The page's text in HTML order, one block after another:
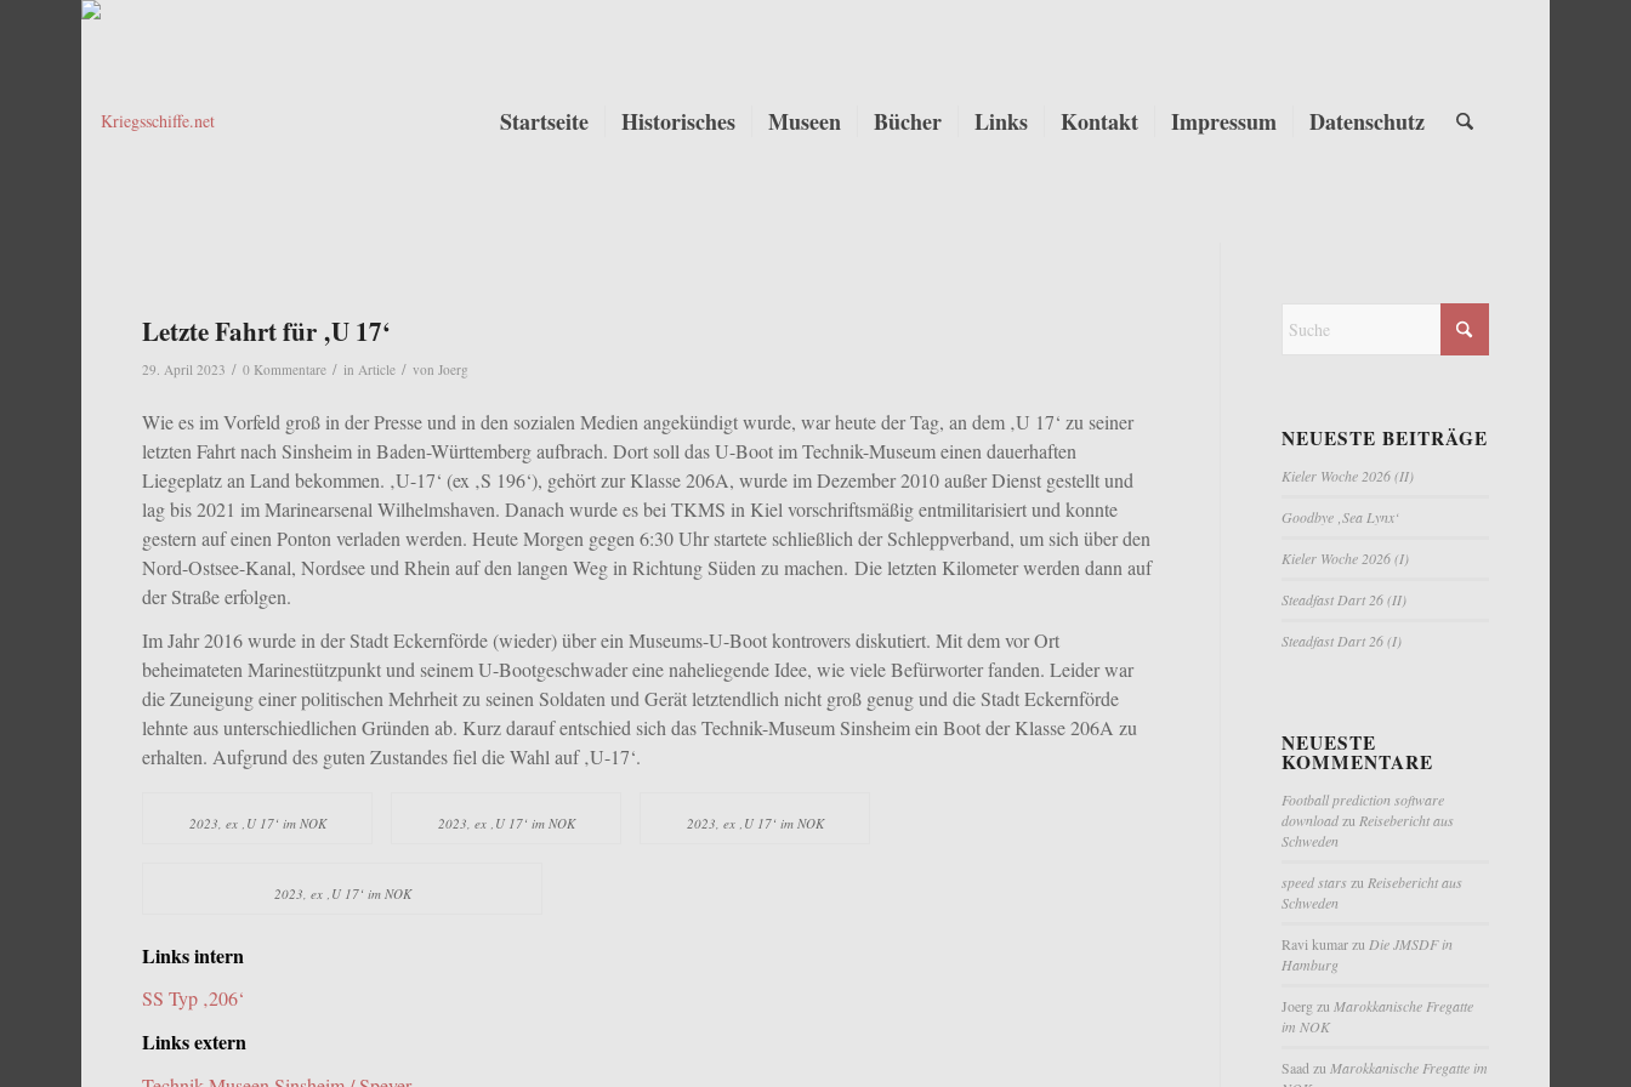
Startseite Historisches Museen Bücher Links Kontakt Impressum Datenschutz
Letzte Fahrt für ‚U 17‘
29. April 2023 / 0 Kommentare / inArticle / vonJoerg
Wie es im Vorfeld groß in der Presse und in den sozialen Medien angekündigt wurde, war heute der Tag, an dem ‚U 17‘ zu seiner
letzten Fahrt nach Sinsheim in Baden-Württemberg aufbrach. Dort soll das U-Boot im Technik-Museum einen dauerhaften
Liegeplatz an Land bekommen. ‚U-17‘ (ex ‚S 196‘), gehört zur Klasse 206A, wurde im Dezember 2010 außer Dienst gestellt und
lag bis 2021 im Marinearsenal Wilhelmshaven. Danach wurde es bei TKMS in Kiel vorschriftsmäßig entmilitarisiert und konnte
gestern auf einen Ponton verladen werden. Heute Morgen gegen 6:30 Uhr startete schließlich der Schleppverband, um sich über den
Nord-Ostsee-Kanal, Nordsee und Rhein auf den langen Weg in Richtung Süden zu machen. Die letzten Kilometer werden dann auf
der Straße erfolgen.
Im Jahr 2016 wurde in der Stadt Eckernförde (wieder) über ein Museums-U-Boot kontrovers diskutiert. Mit dem vor Ort
beheimateten Marinestützpunkt und seinem U-Bootgeschwader eine naheliegende Idee, wie viele Befürworter fanden. Leider war
die Zuneigung einer politischen Mehrheit zu seinen Soldaten und Gerät letztendlich nicht groß genug und die Stadt Eckernförde
lehnte aus unterschiedlichen Gründen ab. Kurz darauf entschied sich das Technik-Museum Sinsheim ein Boot der Klasse 206A zu
erhalten. Aufgrund des guten Zustandes fiel die Wahl auf ‚U-17‘.
2023, ex ‚U 17‘ im NOK 2023, ex ‚U 17‘ im NOK 2023, ex ‚U 17‘ im NOK
2023, ex ‚U 17‘ im NOK
Links intern
SS Typ ‚206‘
Links extern
NEUESTE BEITRÄGE
Kieler Woche 2026 (II)
Goodbye ‚Sea Lynx‘
Kieler Woche 2026 (I)
Steadfast Dart 26 (II)
Steadfast Dart 26 (I)
NEUESTE
KOMMENTARE
Football prediction software
downloadzu Reisebericht aus
Schweden
speed stars zu Reisebericht aus
Schweden
Ravi kumarzu Die JMSDF in
Hamburg
Joerg zu Marokkanische Fregatte
im NOK
Saad zu Marokkanische Fregatte im